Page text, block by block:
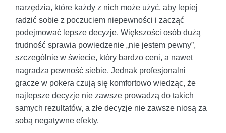
narzędzia, które każdy z nich może użyć, aby lepiej
radzić sobie z poczuciem niepewności i zacząć
podejmować lepsze decyzje. Większości osób dużą
trudność sprawia powiedzenie „nie jestem pewny”,
szczególnie w świecie, który bardzo ceni, a nawet
nagradza pewność siebie. Jednak profesjonalni
gracze w pokera czują się komfortowo wiedząc, że
najlepsze decyzje nie zawsze prowadzą do takich
samych rezultatów, a złe decyzje nie zawsze niosą za
sobą negatywne efekty.